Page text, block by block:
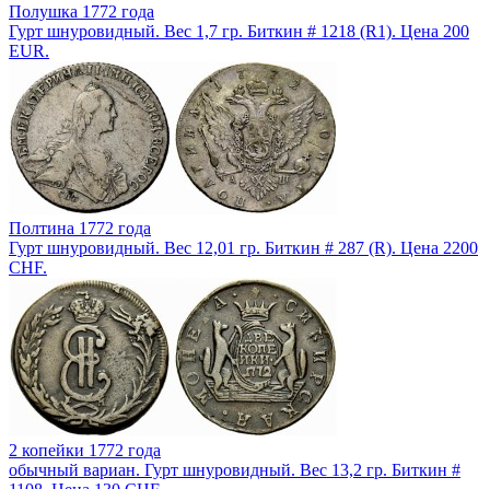
Полушка 1772 года
Гурт шнуровидный. Вес 1,7 гр. Биткин # 1218 (R1). Цена 200
EUR.
Полтина 1772 года
Гурт шнуровидный. Вес 12,01 гр. Биткин # 287 (R). Цена 2200
CHF.
2 копейки 1772 года
обычный вариан. Гурт шнуровидный. Вес 13,2 гр. Биткин #